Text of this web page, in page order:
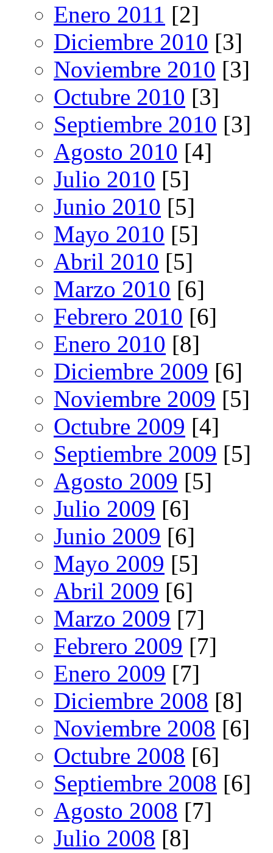
Enero 2011 [2]
Diciembre 2010 [3]
Noviembre 2010 [3]
Octubre 2010 [3]
Septiembre 2010 [3]
Agosto 2010 [4]
Julio 2010 [5]
Junio 2010 [5]
Mayo 2010 [5]
Abril 2010 [5]
Marzo 2010 [6]
Febrero 2010 [6]
Enero 2010 [8]
Diciembre 2009 [6]
Noviembre 2009 [5]
Octubre 2009 [4]
Septiembre 2009 [5]
Agosto 2009 [5]
Julio 2009 [6]
Junio 2009 [6]
Mayo 2009 [5]
Abril 2009 [6]
Marzo 2009 [7]
Febrero 2009 [7]
Enero 2009 [7]
Diciembre 2008 [8]
Noviembre 2008 [6]
Octubre 2008 [6]
Septiembre 2008 [6]
Agosto 2008 [7]
Julio 2008 [8]